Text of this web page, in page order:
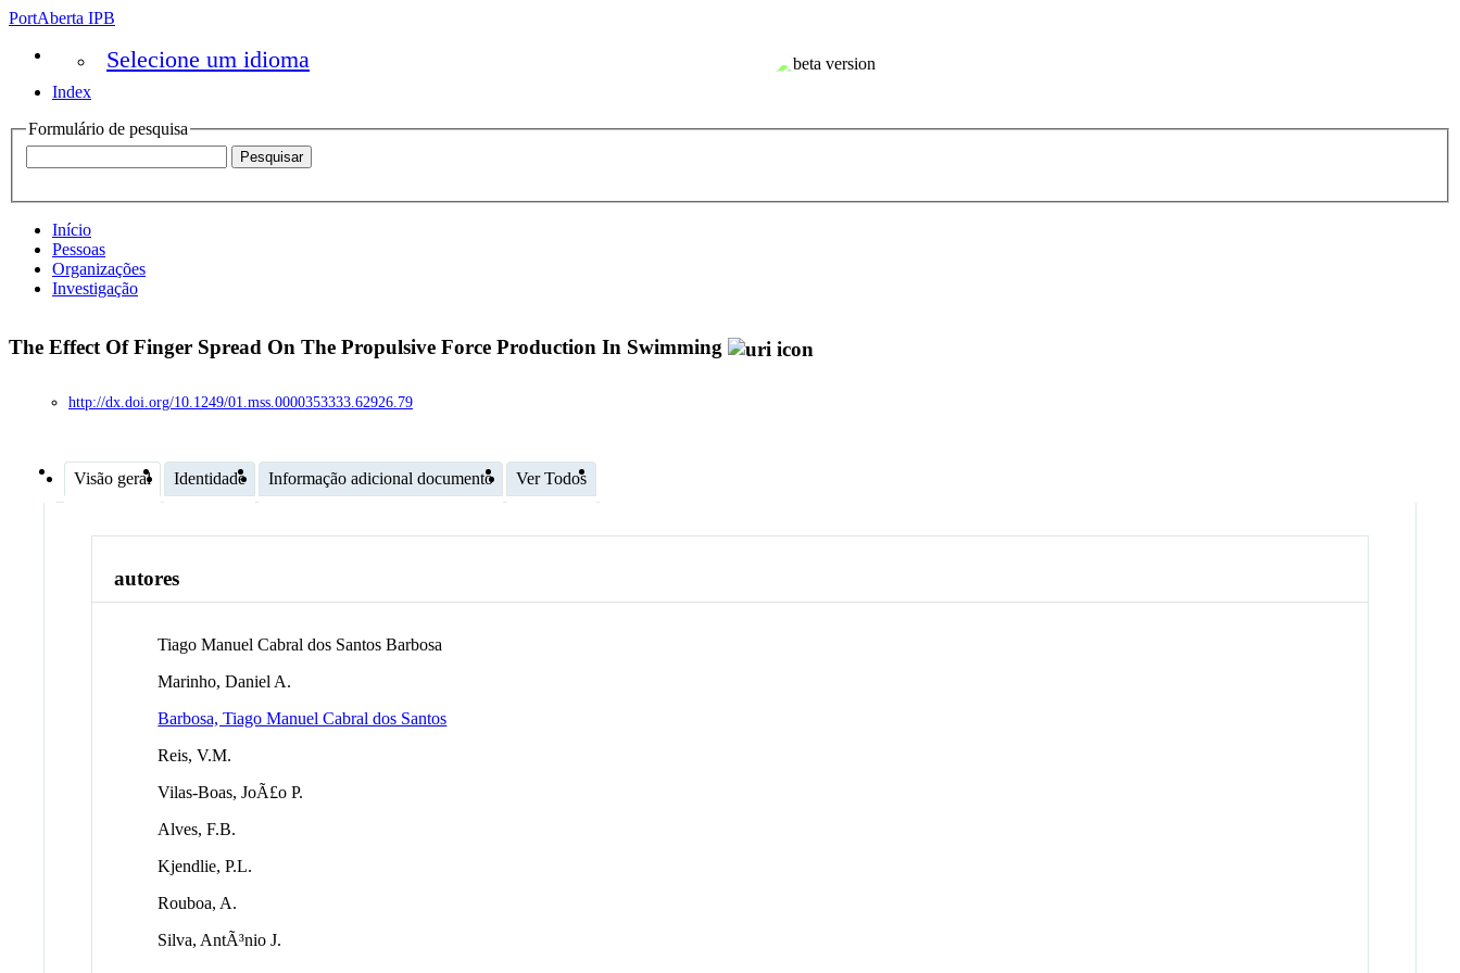
PortAberta IPB
Selecione um idioma
Index
Formulário de pesquisa
Início
Pessoas
Organizações
Investigação
The Effect Of Finger Spread On The Propulsive Force Production In Swimming
http://dx.doi.org/10.1249/01.mss.0000353333.62926.79
Visão geral Identidade Informação adicional documento Ver Todos
autores
Tiago Manuel Cabral dos Santos Barbosa
Marinho, Daniel A.
Barbosa, Tiago Manuel Cabral dos Santos
Reis, V.M.
Vilas-Boas, JoÃ£o P.
Alves, F.B.
Kjendlie, P.L.
Rouboa, A.
Silva, AntÃ³nio J.